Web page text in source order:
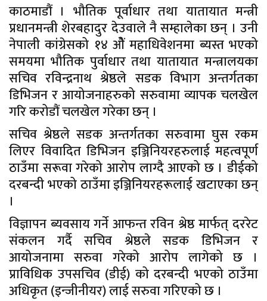
काठमाडौं । भौतिक पूर्वाधार तथा यातायात मन्त्री
प्रधानमन्त्री शेरबहादुर देउवाले नै सम्हालेका छन् । उनी
नेपाली कांग्रेसको १४ ओैं महाधिवेशनमा ब्यस्त भएको
समयमा भौतिक पुर्वाधार तथा यातायात मन्त्रालयका
सचिव रविन्द्रनाथ श्रेष्ठले सडक विभाग अन्तर्गतका
डिभिजन र आयोजनाहरुको सरुवामा व्यापक चलखेल
गरि करोडौं चलखेल गरेका छन् ।
सचिव श्रेष्ठले सडक अन्तर्गतका सरुवामा घुस रकम
लिएर विवादित डिभिजन इञ्जिनियरहरुलाई महत्वपूर्ण
ठाउँमा सरूवा गरेको आरोप लाग्दै आएको छ । डीईको
दरबन्दी भएको ठाउँमा इञ्जिनियरहरूलाई खटाएका छन्
।
विज्ञापन ब्यवसाय गर्ने आफन्त रविन श्रेष्ठ मार्फत् दररेट
संकलन गर्दै सचिव श्रेष्ठले सडक डिभिजन र
आयोजनामा सरुवा गरेको आरोप लागेको छ ।
प्राविधिक उपसचिव (डीई) को दरबन्दी भएको ठाउँमा
अधिकृत (इन्जीनीयर) लाई सरुवा गरिएको छ ।